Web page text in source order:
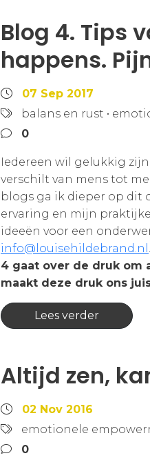
Blog 4. Tips
happens.
07 Sep 2017
balans en rust •
0
Iedereen wil gelukkig
verschilt van mens tot
blogs ga ik dieper op dit
ervaring en mijn
ideeën voor een
info@louisehildebrand.nl
4 gaat over de druk om
maakt deze druk ons
Lees verder
Altijd zen,
02 Nov 2016
emotionele
0